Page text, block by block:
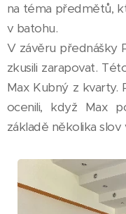
na téma předmětů,
v batohu.
V závěru přednášky
zkusili zarapovat.
Max Kubný z kvarty.
ocenili, když Max
základě několika